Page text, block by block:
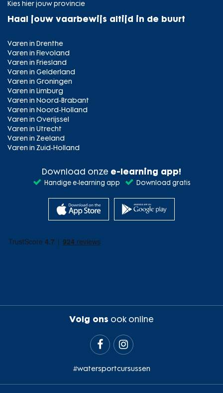
Kies hier jouw provincie
Haal jouw vaarbewijs altijd in de buurt
Varen in Drenthe
Varen in Flevoland
Varen in Friesland
Varen in Gelderland
Varen in Groningen
Varen in Limburg
Varen in Noord-Brabant
Varen in Noord-Holland
Varen in Overijssel
Varen in Utrecht
Varen in Zeeland
Varen in Zuid-Holland
Download onze e-learning app!
Handige e-learning app Download gratis
Volg ons ook online
 
#watersportcursussen